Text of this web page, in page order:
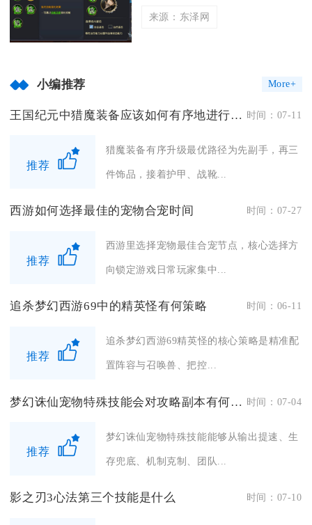
来源：东泽网
小编推荐 More+
王国纪元中猎魔装备应该如何有序地进行升级 时间：07-11
推荐
猎魔装备有序升级最优路径为先副手，再三
件饰品，接着护甲、战靴...
西游如何选择最佳的宠物合宠时间 时间：07-27
推荐
西游里选择宠物最佳合宠节点，核心选择方
向锁定游戏日常玩家集中...
追杀梦幻西游69中的精英怪有何策略 时间：06-11
推荐
追杀梦幻西游69精英怪的核心策略是精准配
置阵容与召唤兽、把控...
梦幻诛仙宠物特殊技能会对攻略副本有何帮助 时间：07-04
推荐
梦幻诛仙宠物特殊技能能够从输出提速、生
存兜底、机制克制、团队...
影之刃3心法第三个技能是什么 时间：07-10